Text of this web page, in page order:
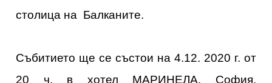
столица на Балканите.
Събитието ще се състои на 4.12. 2020 г. от
20 ч. в хотел МАРИНЕЛА, София,